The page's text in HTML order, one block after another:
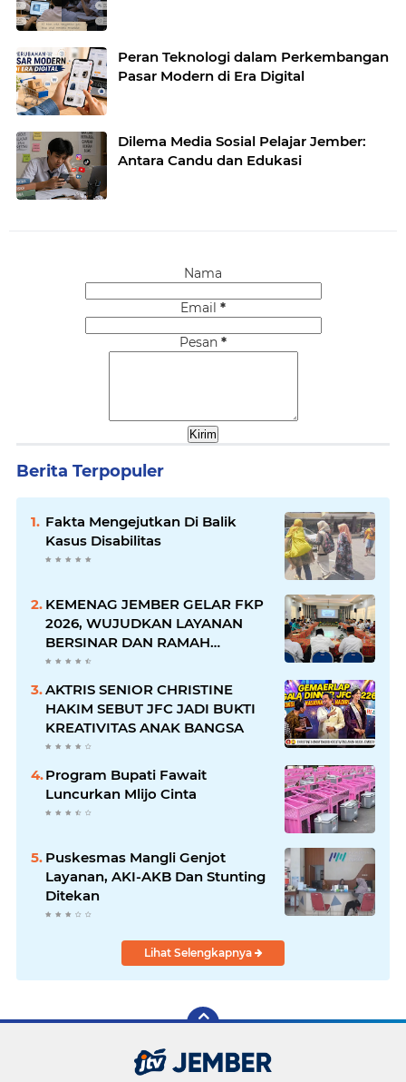
Peran Teknologi dalam Perkembangan
Pasar Modern di Era Digital
Dilema Media Sosial Pelajar Jember:
Antara Candu dan Edukasi
Nama
Email *
Pesan *
Berita Terpopuler
Fakta Mengejutkan Di Balik
Kasus Disabilitas
KEMENAG JEMBER GELAR FKP
2026, WUJUDKAN LAYANAN
BERSINAR DAN RAMAH
DISABILITAS
AKTRIS SENIOR CHRISTINE
HAKIM SEBUT JFC JADI BUKTI
KREATIVITAS ANAK BANGSA
Program Bupati Fawait
Luncurkan Mlijo Cinta
Puskesmas Mangli Genjot
Layanan, AKI-AKB Dan Stunting
Ditekan
Lihat Selengkapnya